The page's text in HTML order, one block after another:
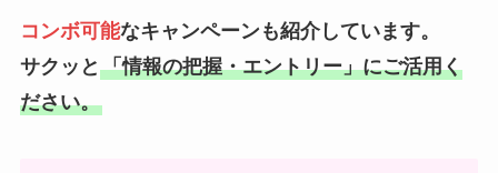
・クレカ・プリ
カ
その他
コンボ可能なキャンペーンも紹介しています。
サクッと 「情報の把握・エントリー」にご活用く
ださい。